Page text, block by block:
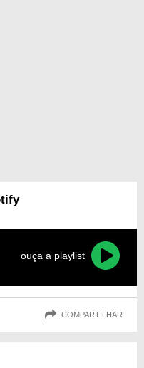
ouça a playlist
COMPARTILHAR